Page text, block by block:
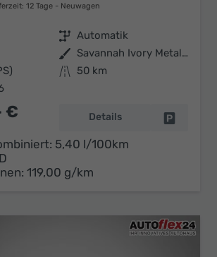
12 Tage Neuwagen
Getriebe Automatik
Außenfarbe
Savannah Ivory Metallic / Cosmic Black Pearl Metallic
Kilometerstand
50 km
€ Details
5,40 l/100km
D
119,00 g/km